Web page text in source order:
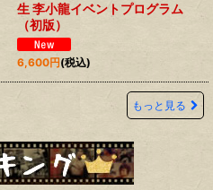
生 李小龍イベントプログラム
（初版）
6,600円(税込)
もっと見る